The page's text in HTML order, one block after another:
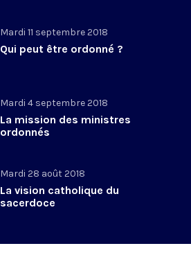
Mardi 11 septembre 2018
Qui peut être ordonné ?
Mardi 4 septembre 2018
La mission des ministres
ordonnés
Mardi 28 août 2018
La vision catholique du
sacerdoce